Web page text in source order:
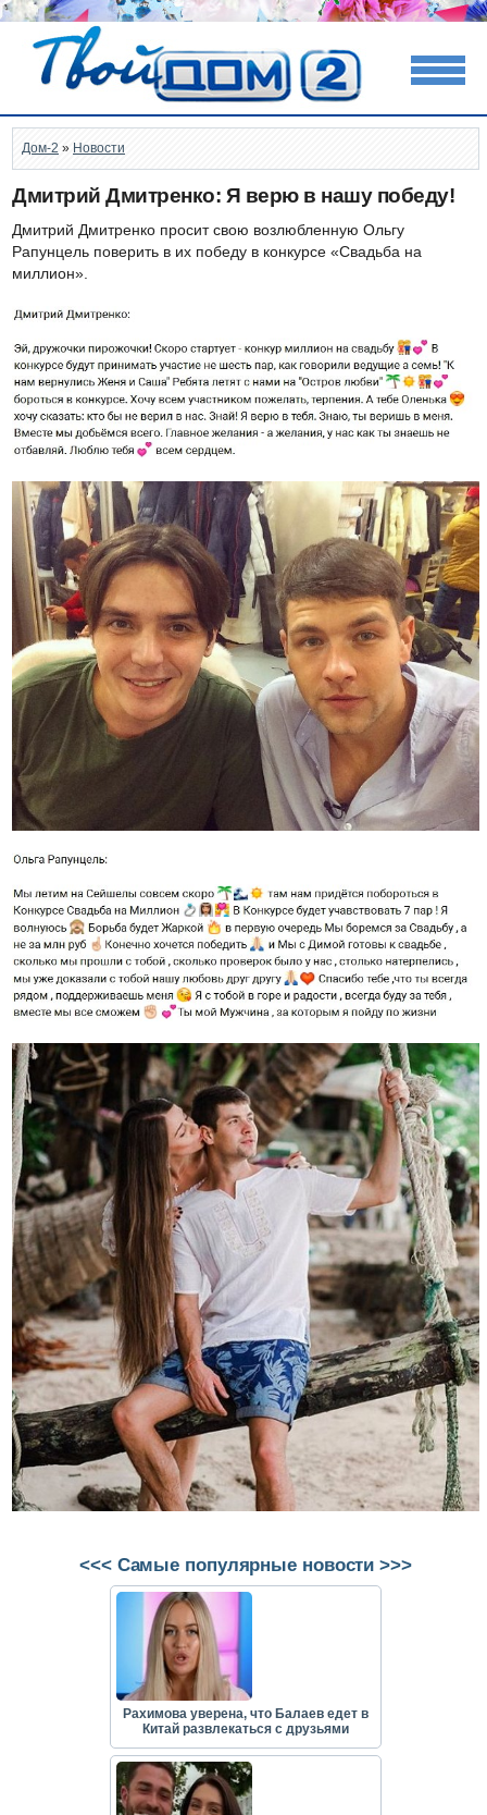
Дом-2 » Новости
Дмитрий Дмитренко: Я верю в нашу победу!
Дмитрий Дмитренко просит свою возлюбленную Ольгу
Рапунцель поверить в их победу в конкурсе «Свадьба на
миллион».
<<< Самые популярные новости >>>
Рахимова уверена, что Балаев едет в
Китай развлекаться с друзьями